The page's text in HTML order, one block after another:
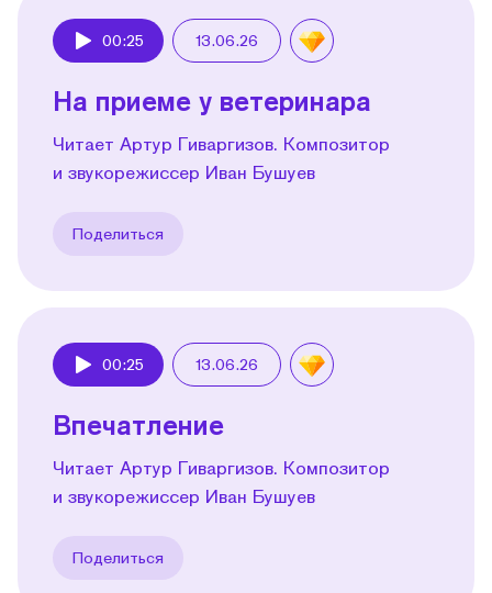
00:25 13.06.26
На приеме у ветеринара
Читает Артур Гиваргизов. Композитор
и звукорежиссер Иван Бушуев
Поделиться
00:25 13.06.26
Впечатление
Читает Артур Гиваргизов. Композитор
и звукорежиссер Иван Бушуев
Поделиться